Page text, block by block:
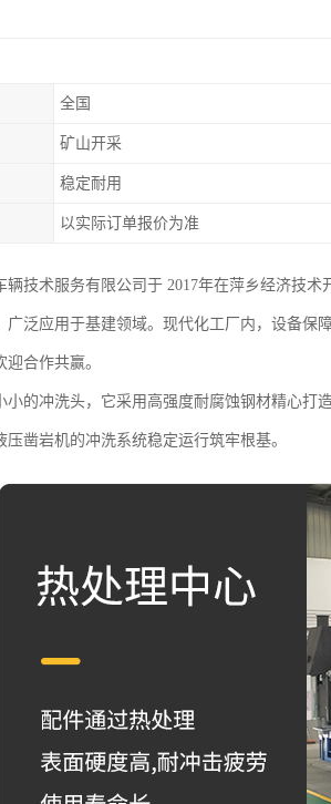
全国
矿山开采
稳定耐用
以实际订单报价为准
辆技术服务有限公司于 2017年在萍乡经济技
广泛应用于基建领域。现代化工厂内，设备保
合作共赢。
小的冲洗头，它采用高强度耐腐蚀钢材精心打
压凿岩机的冲洗系统稳定运行筑牢根基。